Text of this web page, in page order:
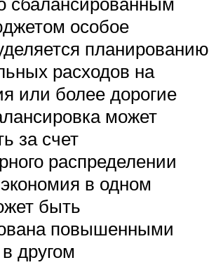
особое
планированию
расходов на
или более дорогие
может
за счет
распределении
экономия в одном
быть
повышенными
другом